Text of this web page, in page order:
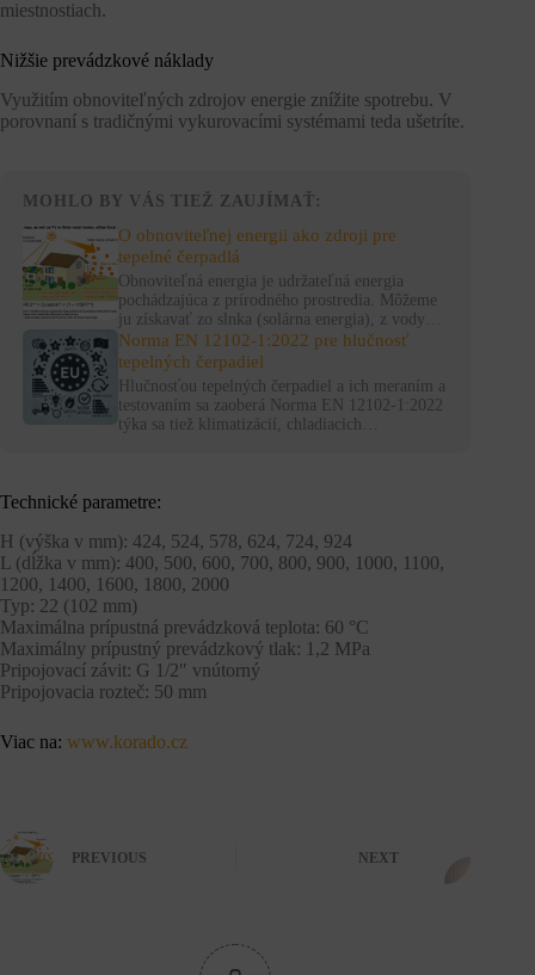
miestnostiach.
Nižšie prevádzkové náklady
Využitím obnoviteľných zdrojov energie znížite spotrebu. V
porovnaní s tradičnými vykurovacími systémami teda ušetríte.
MOHLO BY VÁS TIEŽ ZAUJÍMAŤ:
O obnoviteľnej energii ako zdroji pre
tepelné čerpadlá
Obnoviteľná energia je udržateľná energia
pochádzajúca z prírodného prostredia. Môžeme
ju získavať zo slnka (solárna energia), z vody…
Norma EN 12102-1:2022 pre hlučnosť
tepelných čerpadiel
Hlučnosťou tepelných čerpadiel a ich meraním a
testovaním sa zaoberá Norma EN 12102-1:2022
týka sa tiež klimatizácií, chladiacich…
Technické parametre:
H (výška v mm): 424, 524, 578, 624, 724, 924
L (dĺžka v mm): 400, 500, 600, 700, 800, 900, 1000, 1100,
1200, 1400, 1600, 1800, 2000
Typ: 22 (102 mm)
Maximálna prípustná prevádzková teplota: 60 °C
Maximálny prípustný prevádzkový tlak: 1,2 MPa
Pripojovací závit: G 1/2″ vnútorný
Pripojovacia rozteč: 50 mm
Viac na: www.korado.cz
PREVIOUS NEXT